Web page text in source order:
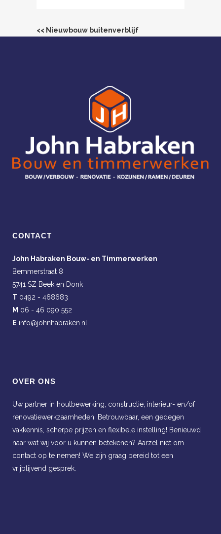
<< Nieuwbouw buitenverblijf
CONTACT
John Habraken Bouw- en Timmerwerken
Bemmerstraat 8
5741 SZ Beek en Donk
T 0492 - 468683
M 06 - 46 090 552
E info@johnhabraken.nl
OVER ONS
Uw partner in houtbewerking, constructie, interieur- en/of
renovatiewerkzaamheden. Betrouwbaar, een gedegen
vakkennis, scherpe prijzen en flexibele instelling! Benieuwd
naar wat wij voor u kunnen betekenen? Aarzel niet om
contact op te nemen! We zijn graag bereid tot een
vrijblijvend gesprek.